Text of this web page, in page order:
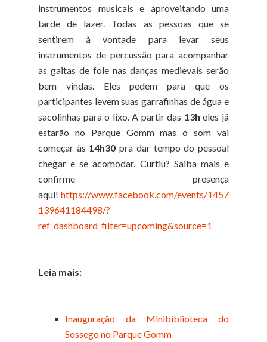
instrumentos musicais e aproveitando uma
tarde de lazer. Todas as pessoas que se
sentirem à vontade para levar seus
instrumentos de percussão para acompanhar
as gaitas de fole nas danças medievais serão
bem vindas. Eles pedem para que os
participantes levem suas garrafinhas de água e
sacolinhas para o lixo. A partir das 13h eles já
estarão no Parque Gomm mas o som vai
começar às 14h30 pra dar tempo do pessoal
chegar e se acomodar. Curtiu? Saiba mais e
confirme presença
aqui! https://www.facebook.com/events/1457
139641184498/?
ref_dashboard_filter=upcoming&source=1
Leia mais:
Inauguração da Minibiblioteca do
Sossego no Parque Gomm